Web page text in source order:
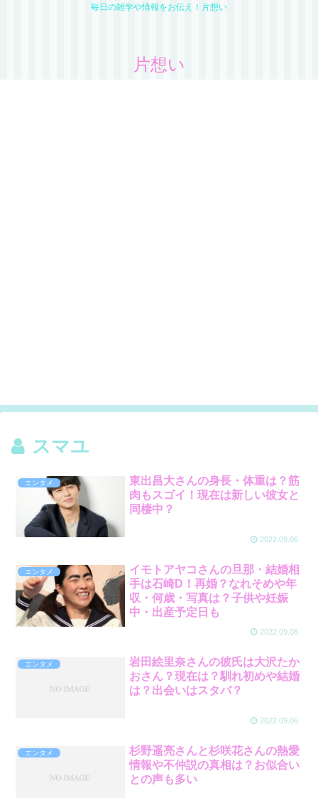
毎日の雑学や情報をお伝え！片想い
片想い
スマユ
エンタメ
東出昌大さんの身長・体重は？筋
肉もスゴイ！現在は新しい彼女と
同棲中？
2022.09.06
エンタメ
イモトアヤコさんの旦那・結婚相
手は石崎D！再婚？なれそめや年
収・何歳・写真は？子供や妊娠
中・出産予定日も
2022.09.06
エンタメ
岩田絵里奈さんの彼氏は大沢たか
おさん？現在は？馴れ初めや結婚
は？出会いはスタバ？
2022.09.06
エンタメ
杉野遥亮さんと杉咲花さんの熱愛
情報や不仲説の真相は？お似合い
との声も多い